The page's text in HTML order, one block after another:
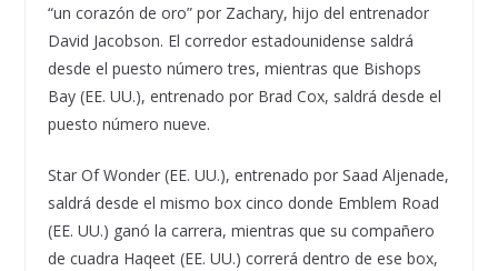
“un corazón de oro” por Zachary, hijo del entrenador
David Jacobson. El corredor estadounidense saldrá
desde el puesto número tres, mientras que Bishops
Bay (EE. UU.), entrenado por Brad Cox, saldrá desde el
puesto número nueve.
Star Of Wonder (EE. UU.), entrenado por Saad Aljenade,
saldrá desde el mismo box cinco donde Emblem Road
(EE. UU.) ganó la carrera, mientras que su compañero
de cuadra Haqeet (EE. UU.) correrá dentro de ese box,